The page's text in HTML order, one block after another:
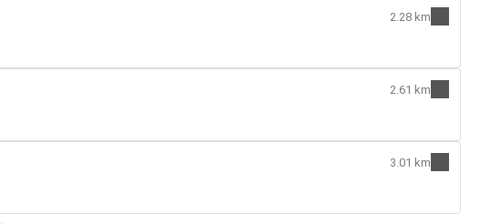
2.28 km
2.61 km
3.01 km